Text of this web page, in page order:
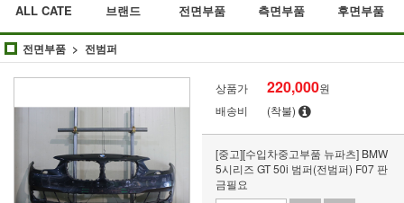
ALL CATE 브랜드 전면부품 측면부품 후면부품
전면부품 전범퍼
상품가 220,000원
배송비
(착불)
[중고][수입차중고부품 뉴파츠] BMW
5시리즈 GT 50i 범퍼(전범퍼) F07 판
금필요